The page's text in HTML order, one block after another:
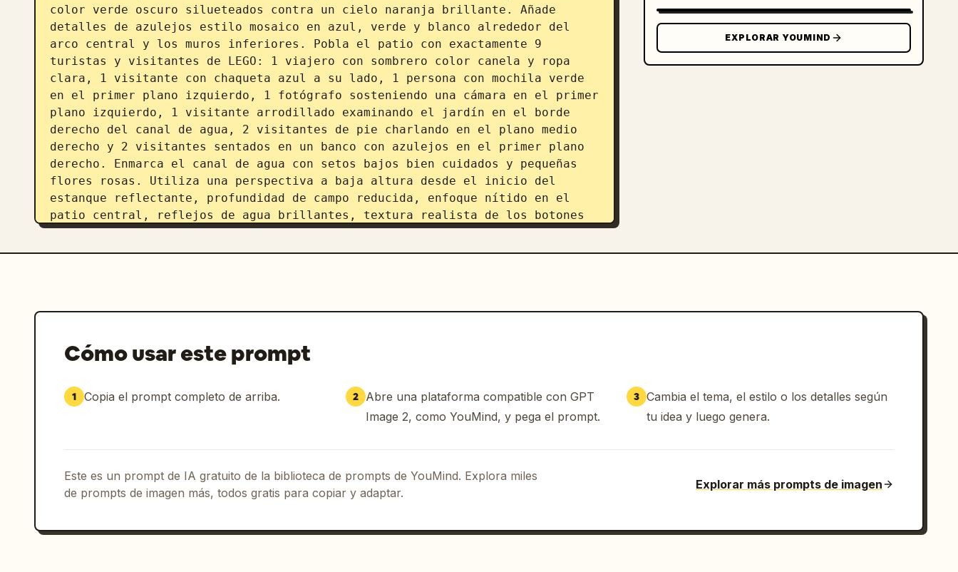
color verde oscuro silueteados contra un cielo naranja brillante. Añade
detalles de azulejos estilo mosaico en azul, verde y blanco alrededor del
arco central y los muros inferiores. Pobla el patio con exactamente 9
turistas y visitantes de LEGO: 1 viajero con sombrero color canela y ropa
clara, 1 visitante con chaqueta azul a su lado, 1 persona con mochila verde
en el primer plano izquierdo, 1 fotógrafo sosteniendo una cámara en el primer
plano izquierdo, 1 visitante arrodillado examinando el jardín en el borde
derecho del canal de agua, 2 visitantes de pie charlando en el plano medio
derecho y 2 visitantes sentados en un banco con azulejos en el primer plano
derecho. Enmarca el canal de agua con setos bajos bien cuidados y pequeñas
flores rosas. Utiliza una perspectiva a baja altura desde el inicio del
estanque reflectante, profundidad de campo reducida, enfoque nítido en el
patio central, reflejos de agua brillantes, textura realista de los botones
de LEGO y una atmósfera que se siente majestuosa, lúdica y de calidad de
museo.
EXPLORAR YOUMIND
Cómo usar este prompt
1 Copia el prompt completo de arriba. 2 Abre una plataforma compatible con GPT
Image 2, como YouMind, y pega el prompt.
3 Cambia el tema, el estilo o los detalles según
tu idea y luego genera.
Este es un prompt de IA gratuito de la biblioteca de prompts de YouMind. Explora miles
de prompts de imagen más, todos gratis para copiar y adaptar.
Explorar más prompts de imagen